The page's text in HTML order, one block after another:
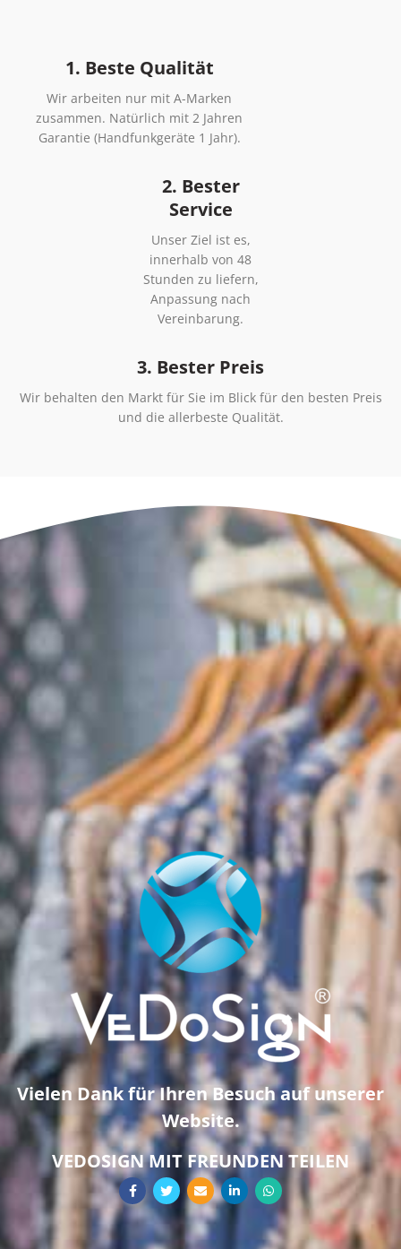
1. Beste Qualität
Wir arbeiten nur mit A-Marken
zusammen. Natürlich mit 2 Jahren
Garantie (Handfunkgeräte 1 Jahr).
2. Bester
Service
Unser Ziel ist es,
innerhalb von 48
Stunden zu liefern,
Anpassung nach
Vereinbarung.
3. Bester Preis
Wir behalten den Markt für Sie im Blick für den besten Preis
und die allerbeste Qualität.
Vielen Dank für Ihren Besuch auf unserer
Website.
VEDOSIGN MIT FREUNDEN TEILEN